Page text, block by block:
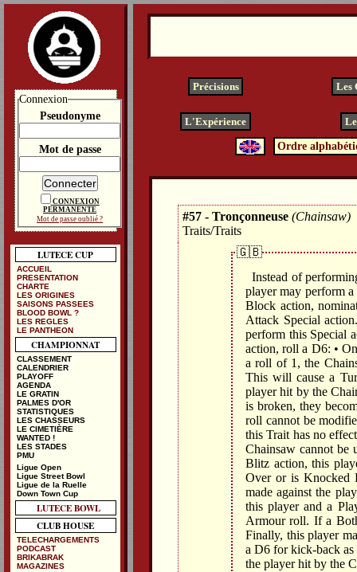
Précisions Les
L'Expérience
Ordre
#57 - Tronçonneuse (Chainsaw)
Traits/Traits
🇬🇧
Instead of
player may perform
Block action,
Attack Special
perform this Special
action, roll a D6: •
a roll of 1, the
This will cause a
player hit by the
is broken, they
roll cannot be
this Trait has no
Chainsaw cannot
Blitz action, this
Over or is Knocked
made against the
this player and a
Armour roll. If a
Finally, this player
a D6 for kick-back as
the player hit by the
Connexion
Pseudonyme
Mot de passe
CONNEXION
PERMANENTE
Mot de passe oublié ?
LUTECE CUP
ACCUEIL
PRESENTATION
CHARTE
LES ORIGINES
SAISONS PASSEES
BLOOD BOWL ?
LES REGLES
LE PANTHEON
CHAMPIONNAT
CLASSEMENT
CALENDRIER
PLAYOFF
AGENDA
LE GRATIN
PALMES D'OR
STATISTIQUES
LES CHASSEURS
LE CIMETIÈRE
WANTED !
LES STADES
PMU
Ligue Open
Ligue Street Bowl
Ligue de la Ruelle
Down Town Cup
LUTECE BOWL
CLUB HOUSE
TELECHARGEMENTS
PODCAST
BRIKABRAK
MAGAZINES